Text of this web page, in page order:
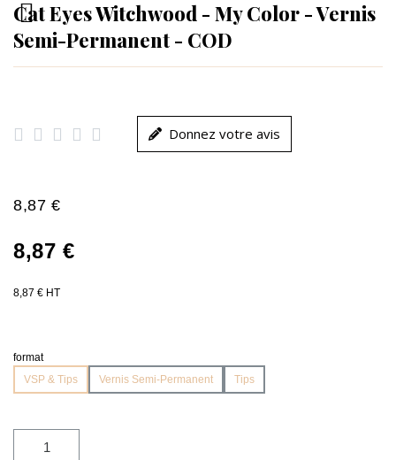
Cat Eyes Witchwood - My Color - Vernis
Semi-Permanent - COD
     Donnez votre avis
8,87 €
8,87 €
8,87 € HT
format
VSP & Tips
Vernis Semi-Permanent Tips